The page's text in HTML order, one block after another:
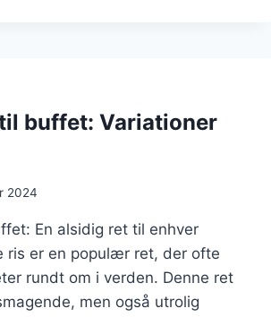
buffet: Variationer
2024
En alsidig ret til enhver
ris er en populær ret, der ofte
rundt om i verden. Denne ret
men også utrolig